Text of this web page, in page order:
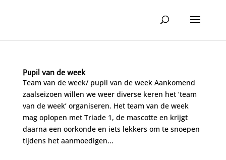
Pupil van de week
Team van de week/ pupil van de week Aankomend
zaalseizoen willen we weer diverse keren het ‘team
van de week’ organiseren. Het team van de week
mag oplopen met Triade 1, de mascotte en krijgt
daarna een oorkonde en iets lekkers om te snoepen
tijdens het aanmoedigen...